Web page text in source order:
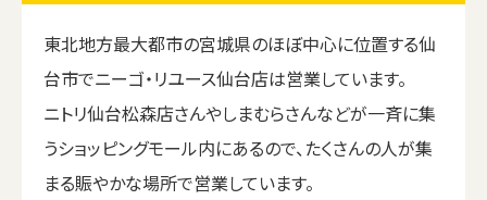
東北地方最大都市の宮城県のほぼ中心に位置する仙
台市でニーゴ・リユース仙台店は営業しています。
ニトリ仙台松森店さんやしまむらさんなどが一斉に集
うショッピングモール内にあるので、たくさんの人が集
まる賑やかな場所で営業しています。